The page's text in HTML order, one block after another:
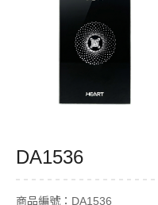
DA1536
商品編號：DA1536